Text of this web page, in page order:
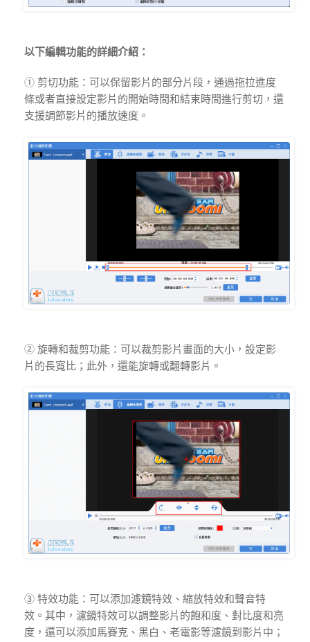
以下編輯功能的詳細介紹：
① 剪切功能：可以保留影片的部分片段，通過拖拉進度
條或者直接設定影片的開始時間和結束時間進行剪切，還
支援調節影片的播放速度。
② 旋轉和裁剪功能：可以裁剪影片畫面的大小，設定影
片的長寬比；此外，還能旋轉或翻轉影片。
③ 特效功能：可以添加濾鏡特效、縮放特效和聲音特
效。其中，濾鏡特效可以調整影片的飽和度、對比度和亮
度，還可以添加馬賽克、黑白、老電影等濾鏡到影片中；